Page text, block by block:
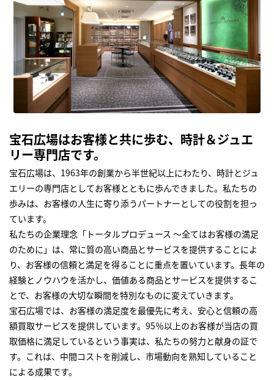
宝石広場はお客様と共に歩む、時計＆ジュエ
リー専門店です。
宝石広場は、1963年の創業から半世紀以上にわたり、時計とジュ
エリーの専門店としてお客様とともに歩んできました。私たちの
歩みは、お客様の人生に寄り添うパートナーとしての役割を担っ
ています。
私たちの企業理念「トータルプロデュース ～全てはお客様の満足
のために」は、常に質の高い商品とサービスを提供することによ
り、お客様の信頼と満足を得ることに重点を置いています。長年の
経験とノウハウを活かし、価値ある商品とサービスを提供するこ
とで、お客様の大切な瞬間を特別なものに変えていきます。
宝石広場では、お客様の満足度を最優先に考え、安心と信頼の高
額買取サービスを提供しています。95％以上のお客様が当店の買
取価格に満足しているという事実は、私たちの努力と献身の証で
す。これは、中間コストを削減し、市場動向を熟知していること
による成果です。